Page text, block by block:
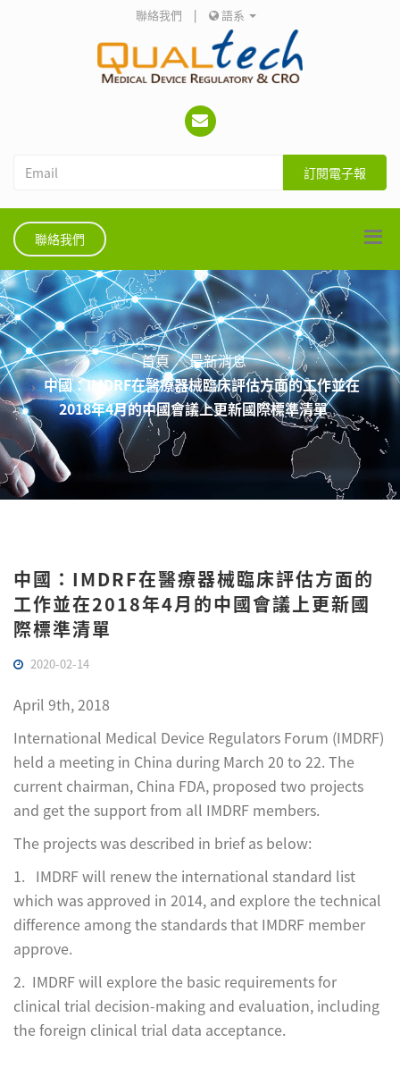
聯絡我們 | 語系
訂閱電子報
聯絡我們
首頁
最新消息
中國：IMDRF在醫療器械臨床評估方面的工作並在
2018年4月的中國會議上更新國際標準清單
中國：IMDRF在醫療器械臨床評估方面的
工作並在2018年4月的中國會議上更新國
際標準清單
2020-02-14
April 9th, 2018
International Medical Device Regulators Forum (IMDRF)
held a meeting in China during March 20 to 22. The
current chairman, China FDA, proposed two projects
and get the support from all IMDRF members.
The projects was described in brief as below:
1. IMDRF will renew the international standard list
which was approved in 2014, and explore the technical
difference among the standards that IMDRF member
approve.
2. IMDRF will explore the basic requirements for
clinical trial decision-making and evaluation, including
the foreign clinical trial data acceptance.